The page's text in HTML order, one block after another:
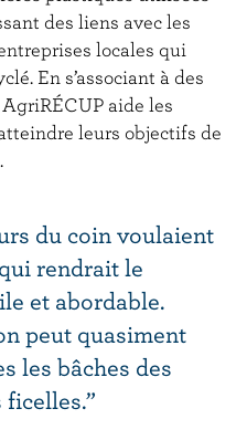
des liens avec les
locales qui
En s’associant à des
aide les
leurs objectifs de
du coin voulaient
rendrait le
et abordable.
peut quasiment
les bâches des
ficelles.